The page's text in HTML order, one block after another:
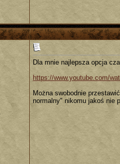
Dla mnie najlepsza opcja
https://www.youtube.com/
Można swobodnie
normalny" nikomu jakoś nie